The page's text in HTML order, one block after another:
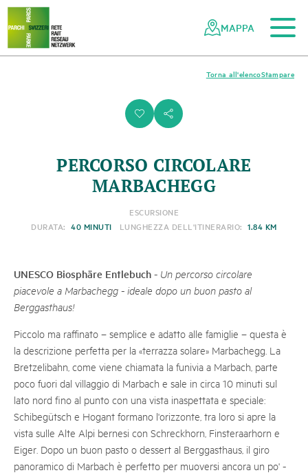
Navigazione
nella
rete
dei
Navigazione
rapida
Al contenuto principale
Alla navigazione mobile
Alla ricerca
Al piè di pagina
Alla mappa del sito
MAPPA
i s
Stampare
Torna all'elenco
PERCORSO CIRCOLARE
MARBACHEGG
ESCURSIONE
DURATA: 40 MINUTI LUNGHEZZA DELL'ITINERARIO: 1.84 KM
UNESCO Biosphäre Entlebuch - Un percorso circolare
piacevole a Marbachegg - ideale dopo un buon pasto al
Berggasthaus!
Piccolo ma raffinato – semplice e adatto alle famiglie – questa è
la descrizione perfetta per la «terrazza solare» Marbachegg. La
Bretzelibahn, come viene chiamata la funivia a Marbach, parte
poco fuori dal villaggio di Marbach e sale in circa 10 minuti sul
lato nord fino al punto con una vista inaspettata e speciale:
Schibegütsch e Hogant formano l'orizzonte, tra loro si apre la
vista sulle Alte Alpi bernesi con Schreckhorn, Finsteraarhorn e
Eiger. Dopo un buon pasto o dessert al Berggasthaus, il giro
panoramico di Marbach è perfetto per muoversi ancora un po' -